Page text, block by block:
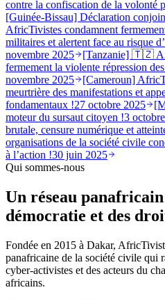
contre la confiscation de la volonté
[Guinée-Bissau] Déclaration
AfricTivistes condamnent
militaires et alertent face au risque
novembre 2025
[Tanzanie] 🇹🇿
fermement la violente répression
novembre 2025
[Cameroun]
meurtrière des manifestations et
fondamentaux !27 octobre 2025
moteur du sursaut citoyen !3
brutale, censure numérique et
organisations de la société civile
à l’action !30 juin 2025
Qui sommes-nous
Un réseau
démocratie et des
Fondée en 2015 à Dakar,
panafricaine de la société civile qui
cyber-activistes et des acteurs du
africains.